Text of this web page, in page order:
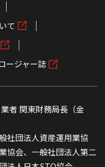
て
ージャー誌
者 関東財務局長（金
社団法人資産運用業協
協会、一般社団法人第二